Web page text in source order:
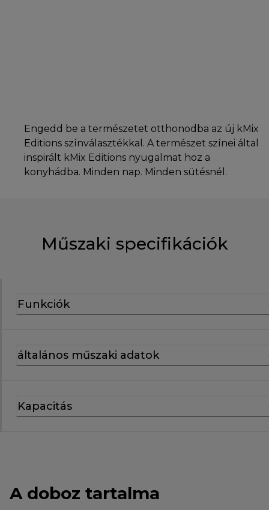
Engedd be a természetet otthonodba az új kMix
Editions színválasztékkal. A természet színei által
inspirált kMix Editions nyugalmat hoz a
konyhádba. Minden nap. Minden sütésnél.
Műszaki specifikációk
Funkciók
általános műszaki adatok
Kapacitás
A doboz tartalma